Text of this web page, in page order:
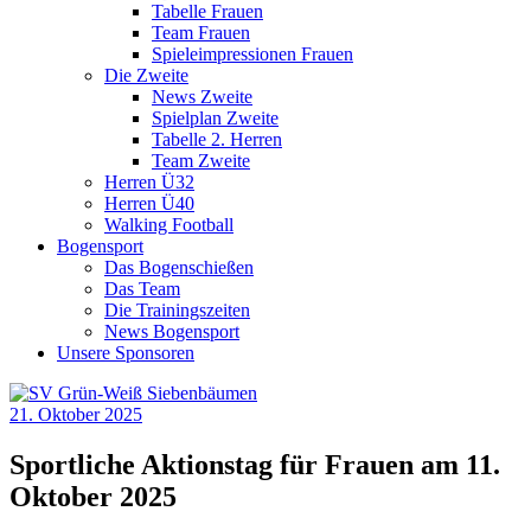
Tabelle Frauen
Team Frauen
Spieleimpressionen Frauen
Die Zweite
News Zweite
Spielplan Zweite
Tabelle 2. Herren
Team Zweite
Herren Ü32
Herren Ü40
Walking Football
Bogensport
Das Bogenschießen
Das Team
Die Trainingszeiten
News Bogensport
Unsere Sponsoren
21. Oktober 2025
Sportliche Aktionstag für Frauen am 11.
Oktober 2025